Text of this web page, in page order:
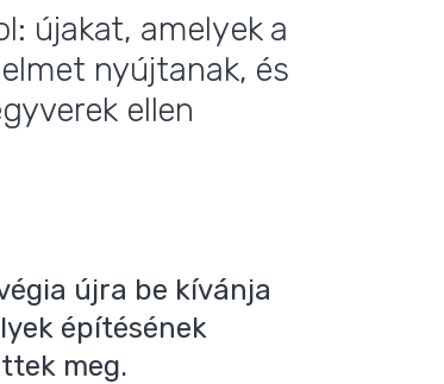
újakat, amelyek a
nyújtanak, és
ellen
újra be kívánja
építésének
meg.